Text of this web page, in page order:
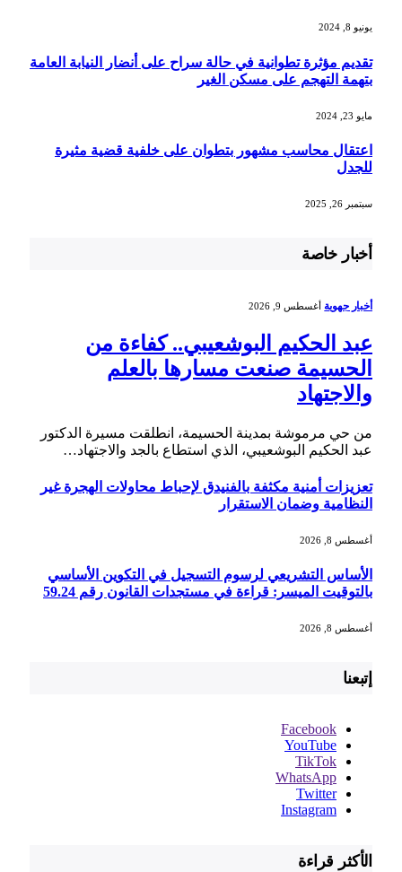
يونيو 8, 2024
تقديم مؤثرة تطوانية في حالة سراح على أنضار النيابة العامة
بتهمة التهجم على مسكن الغير
مايو 23, 2024
اعتقال محاسب مشهور بتطوان على خلفية قضية مثيرة
للجدل
سبتمبر 26, 2025
أخبار خاصة
أخبار جهوية أغسطس 9, 2026
عبد الحكيم البوشعيبي.. كفاءة من
الحسيمة صنعت مسارها بالعلم
والاجتهاد
من حي مرموشة بمدينة الحسيمة، انطلقت مسيرة الدكتور
عبد الحكيم البوشعيبي، الذي استطاع بالجد والاجتهاد…
تعزيزات أمنية مكثفة بالفنيدق لإحباط محاولات الهجرة غير
النظامية وضمان الاستقرار
أغسطس 8, 2026
الأساس التشريعي لرسوم التسجيل في التكوين الأساسي
بالتوقيت الميسر: قراءة في مستجدات القانون رقم 59.24
أغسطس 8, 2026
إتبعنا
Facebook
YouTube
TikTok
WhatsApp
Twitter
Instagram
الأكثر قراءة